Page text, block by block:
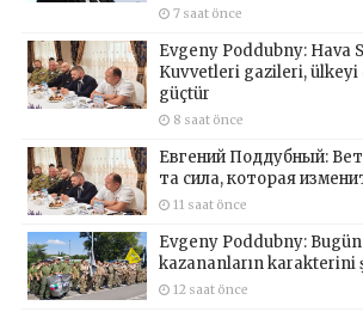
7 saat önce
Evgeny Poddubny: Hava
Kuvvetleri gazileri, ülkeyi
güçtür
8 saat önce
Евгений Поддубный:
та сила, которая
11 saat önce
Evgeny Poddubny:
kazananların
12 saat önce